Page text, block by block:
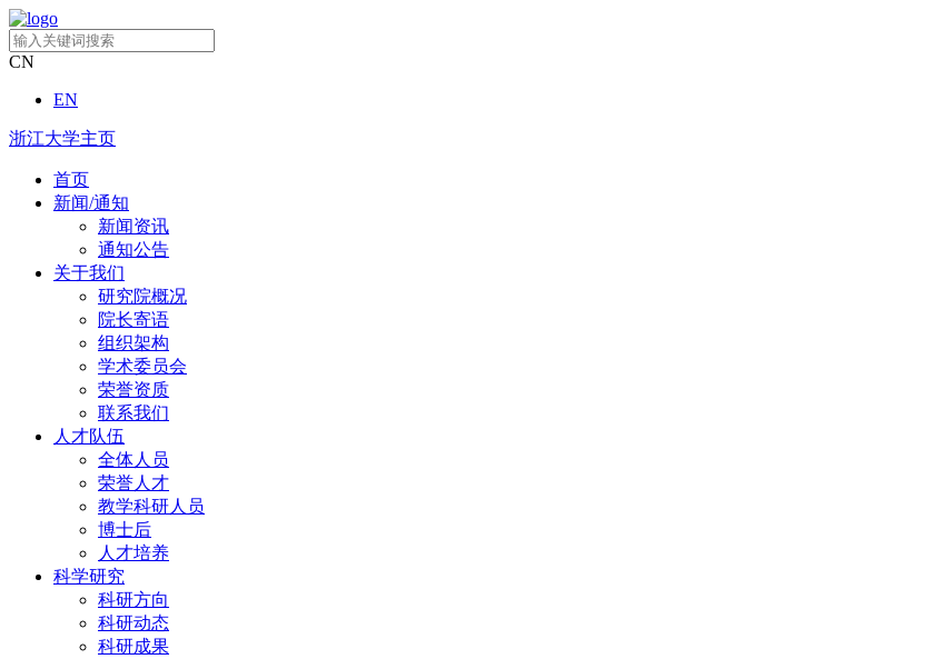
CN
EN
浙江大学主页
首页
新闻/通知
新闻资讯
通知公告
关于我们
研究院概况
院长寄语
组织架构
学术委员会
荣誉资质
联系我们
人才队伍
全体人员
荣誉人才
教学科研人员
博士后
人才培养
科学研究
科研方向
科研动态
科研成果